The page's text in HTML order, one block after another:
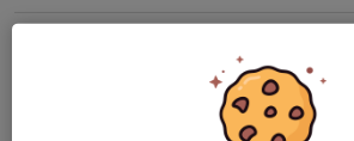
Baka till
6 kommentarer
Markan tar tacksamt emot hembakat inför